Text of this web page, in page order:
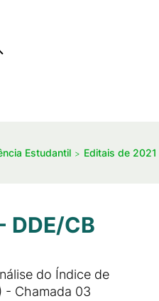
Estudantil Editais de 2021
DDE/CB
do Índice de
- Chamada 03